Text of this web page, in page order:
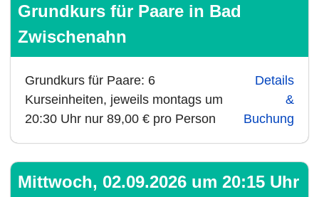
Grundkurs für Paare in Bad
Zwischenahn
Grundkurs für Paare: 6
Kurseinheiten, jeweils montags um
20:30 Uhr nur 89,00 € pro Person
Details
&
Buchung
Mittwoch, 02.09.2026 um 20:15 Uhr